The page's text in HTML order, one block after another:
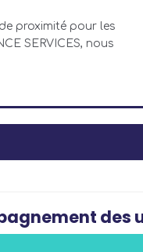
proximité pour les
SERVICES, nous
des